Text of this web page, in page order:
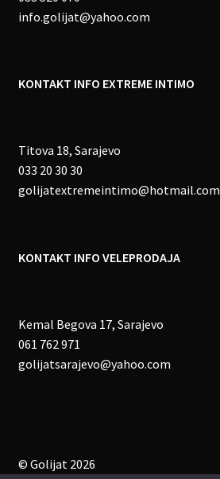
info.golijat@yahoo.com
KONTAKT INFO EXTREME INTIMO
Titova 18, Sarajevo
033 20 30 30
golijatextremeintimo@hotmail.com
KONTAKT INFO VELEPRODAJA
Kemal Begova 17, Sarajevo
061 762 971
golijatsarajevo@yahoo.com
© Golijat 2026